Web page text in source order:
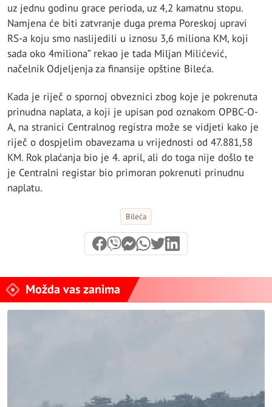
uz jednu godinu grace perioda, uz 4,2 kamatnu stopu.
Namjena će biti zatvranje duga prema Poreskoj upravi
RS-a koju smo naslijedili u iznosu 3,6 miliona KM, koji
sada oko 4miliona” rekao je tada Miljan Milićević,
načelnik Odjeljenja za finansije opštine Bileća.
Kada je riječ o spornoj obveznici zbog koje je pokrenuta
prinudna naplata, a koji je upisan pod oznakom OPBC-O-
A, na stranici Centralnog registra može se vidjeti kako je
riječ o dospjelim obavezama u vrijednosti od 47.881,58
KM. Rok plaćanja bio je 4. april, ali do toga nije došlo te
je Centralni registar bio primoran pokrenuti prinudnu
naplatu.
Bileća
Možda vas zanima